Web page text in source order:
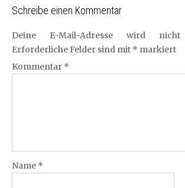
Schreibe einen Kommentar
Deine E-Mail-Adresse wird nicht
Erforderliche Felder sind mit * markiert
Kommentar *
Name *